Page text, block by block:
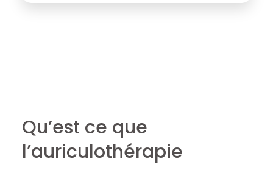
Qu’est ce que
l’auriculothérapie